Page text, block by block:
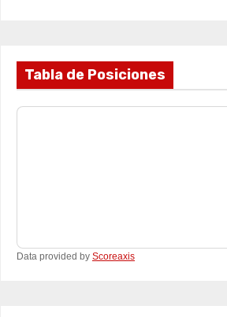
Tabla de Posiciones
Data provided by Scoreaxis